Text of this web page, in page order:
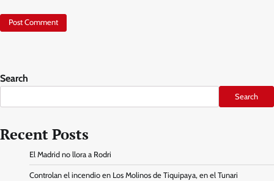
Search
Search
Recent Posts
El Madrid no llora a Rodri
Controlan el incendio en Los Molinos de Tiquipaya, en el Tunari